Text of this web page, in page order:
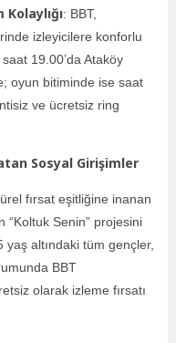
: BBT,
izleyicilere konforlu
19.00’da Ataköy
oyun bitiminde ise saat
ve ücretsiz ring
Sosyal Girişimler
fırsat eşitliğine inanan
“Koltuk Senin” projesini
yaş altındaki tüm gençler,
BBT
olarak izleme fırsatı